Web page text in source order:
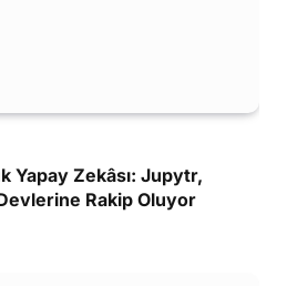
Yapay Zekâsı: Jupytr,
Rakip Oluyor